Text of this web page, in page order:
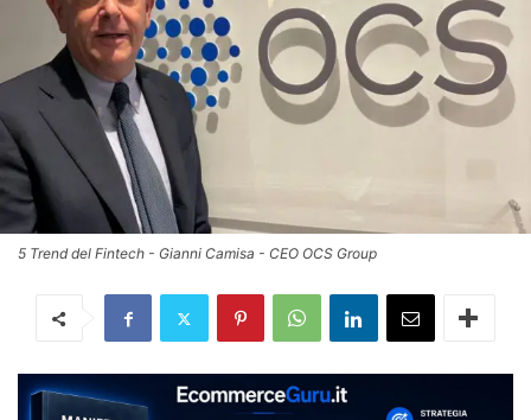
5 Trend del Fintech - Gianni Camisa - CEO OCS Group